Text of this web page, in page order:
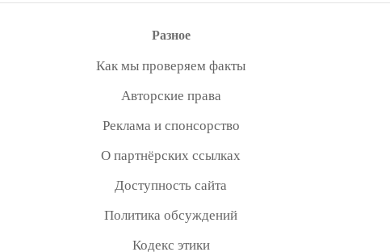
Разное
Как мы проверяем факты
Авторские права
Реклама и спонсорство
О партнёрских ссылках
Доступность сайта
Политика обсуждений
Кодекс этики